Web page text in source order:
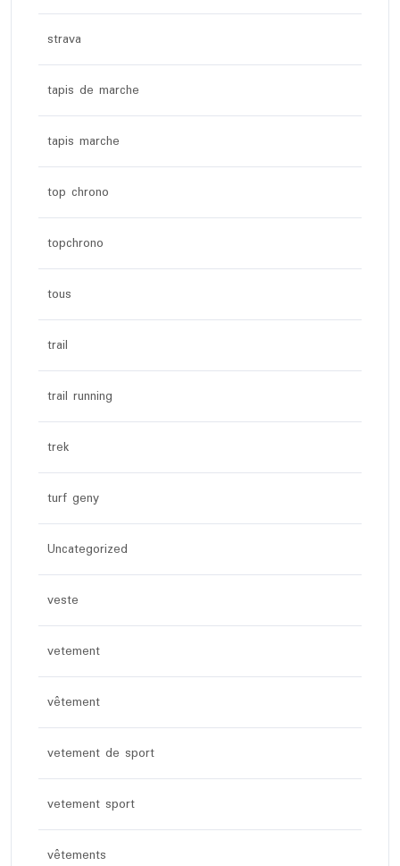
strava
tapis de marche
tapis marche
top chrono
topchrono
tous
trail
trail running
trek
turf geny
Uncategorized
veste
vetement
vêtement
vetement de sport
vetement sport
vêtements